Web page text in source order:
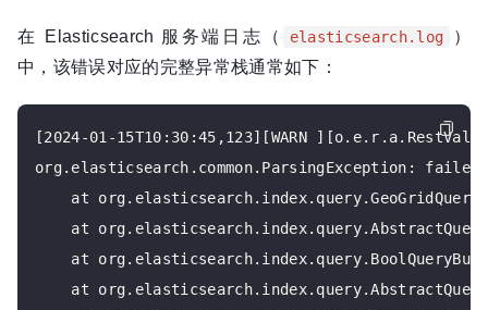
在 Elasticsearch 服务端日志（ elasticsearch.log
）
中，该错误对应的完整异常栈通常如下：
[2024-01-15T10:30:45,123][WARN
org.elasticsearch.common.ParsingException:
at
at
at
at